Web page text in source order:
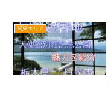
関東エリア